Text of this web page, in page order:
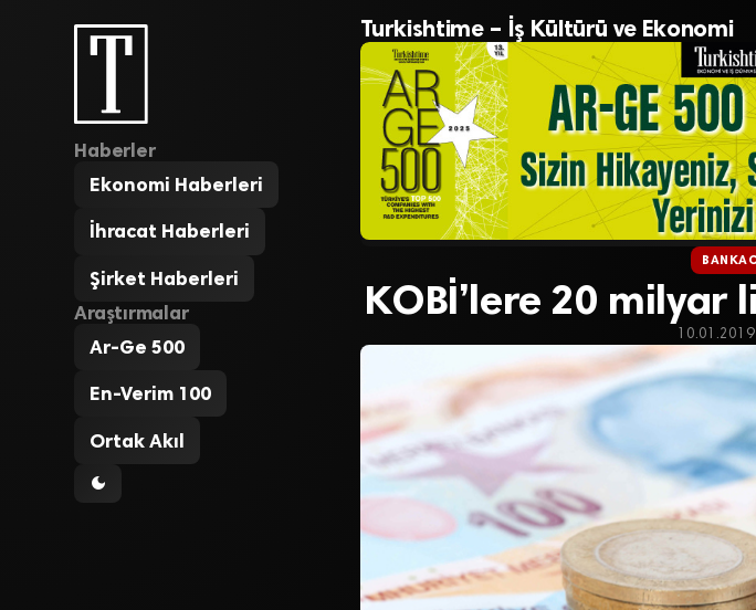
Haberler
Ekonomi Haberleri
İhracat Haberleri
Şirket Haberleri
Araştırmalar
Ar-Ge 500
En-Verim 100
Ortak Akıl
Turkishtime – İş Kültürü ve Ekonomi
KOBİ’lere 20 milyar